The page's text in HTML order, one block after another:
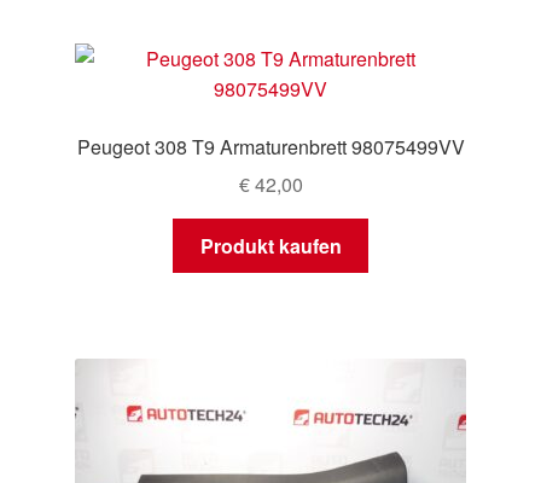
Peugeot 308 T9 Armaturenbrett 98075499VV
€42,00
Produkt kaufen